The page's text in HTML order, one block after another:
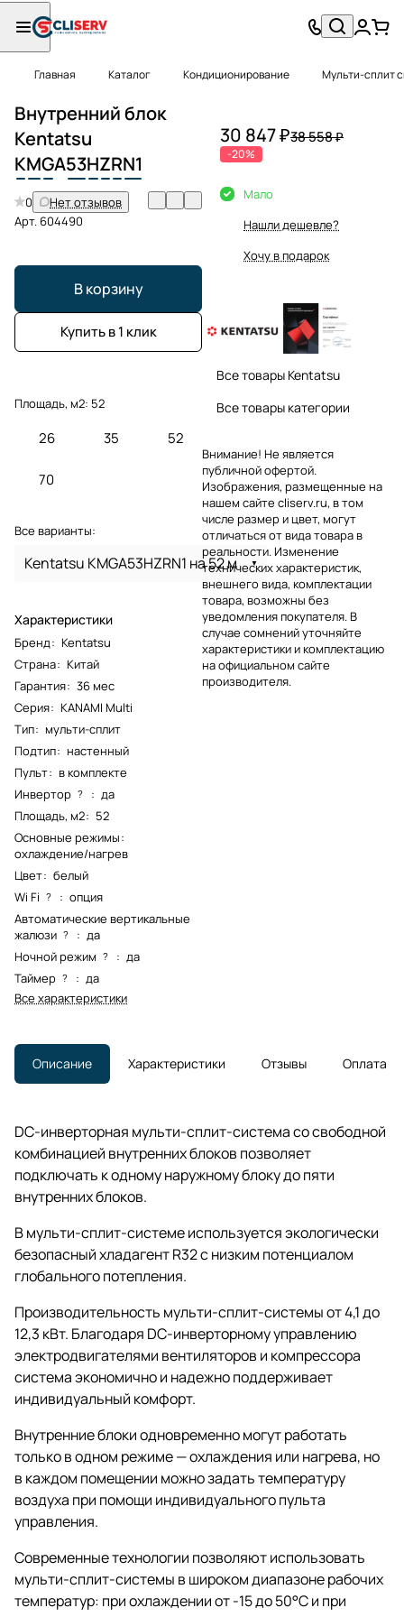
Главная Каталог Кондиционирование Мульти-сплит
Внутренний блок
Kentatsu
KMGA53HZRN1
0
Нет отзывов
Арт.604490
В корзину
Купить в 1 клик
Площадь, м2: 52
26 35 52
70
Все варианты:
Kentatsu KMGA53HZRN1 на 52 м
Характеристики
Бренд: Kentatsu
Страна: Китай
Гарантия: 36 мес
Серия: KANAMI Multi
Тип: мульти-сплит
Подтип: настенный
Пульт: в комплекте
Инвертор ? : да
Площадь, м2: 52
Основные режимы:
охлаждение/нагрев
Цвет: белый
Wi Fi ? : опция
Автоматические вертикальные
жалюзи ? : да
Ночной режим ? : да
Таймер ? : да
Все характеристики
30 847 ₽38 558 ₽
-20%
Мало
Нашли дешевле?
Хочу в подарок
Все товары Kentatsu
Все товары категории
Внимание! Не является
публичной офертой.
Изображения, размещенные на
нашем сайте cliserv.ru, в том
числе размер и цвет, могут
отличаться от вида товара в
реальности. Изменение
технических характеристик,
внешнего вида, комплектации
товара, возможны без
уведомления покупателя. В
случае сомнений уточняйте
характеристики и комплектацию
на официальном сайте
производителя.
Описание Характеристики Отзывы Оплата
DC-инверторная мульти-сплит-система со свободной
комбинацией внутренних блоков позволяет
подключать к одному наружному блоку до пяти
внутренних блоков.
В мульти-сплит-системе используется экологически
безопасный хладагент R32 с низким потенциалом
глобального потепления.
Производительность мульти-сплит-системы от 4,1 до
12,3 кВт. Благодаря DC-инверторному управлению
электродвигателями вентиляторов и компрессора
система экономично и надежно поддерживает
индивидуальный комфорт.
Внутренние блоки одновременно могут работать
только в одном режиме — охлаждения или нагрева, но
в каждом помещении можно задать температуру
воздуха при помощи индивидуального пульта
управления.
Современные технологии позволяют использовать
мульти-сплит-системы в широком диапазоне рабочих
температур: при охлаждении от -15 до 50°С и при